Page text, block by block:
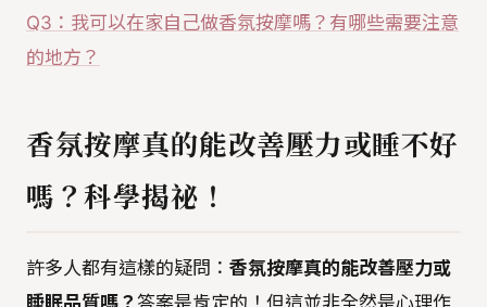
Q3：我可以在家自己做香氛按摩嗎？有哪些需要注意
的地方？
香氛按摩真的能改善壓力或睡不好
嗎？科學揭祕！
許多人都有這樣的疑問： 香氛按摩真的能改善壓力或
睡眠品質嗎？ 答案是肯定的！但這並非全然是心理作